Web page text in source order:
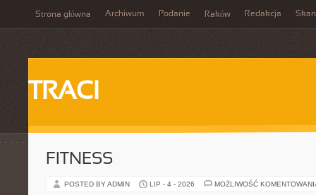
Strona główna Archiwum Podanie Raków Redakcja
TRACI
FITNESS
POSTED BY ADMIN LIP - 4 - 2026 MOŻLIWOŚĆ